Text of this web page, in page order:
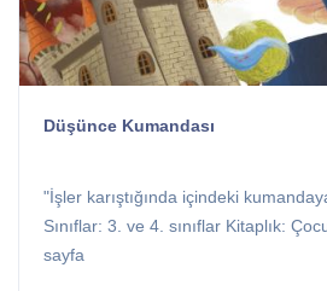
Düşünce Kumandası
"İşler karıştığında içindeki
Sınıflar: 3. ve 4. sınıflar Kitaplık:
sayfa